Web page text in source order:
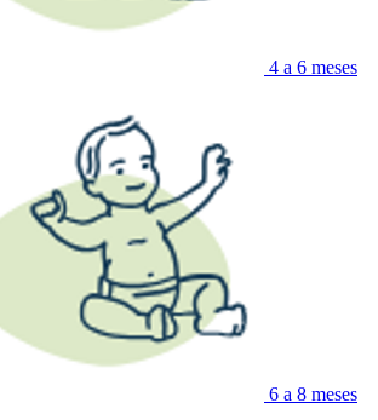
4 a 6 meses
6 a 8 meses